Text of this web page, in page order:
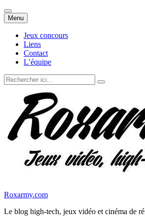
Menu Aller
au
contenu
Jeux concours
Liens
Contact
L’équipe
Recherche
pour
Roxarmy.com
Le blog high-tech, jeux vidéo et cinéma de